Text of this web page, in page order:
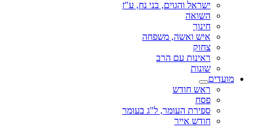
ישראל והגוים, בני נח, ע"ז
השואה
חינוך
איש ואשה, משפחה
צחוק
ראינות עם הרב
שונות
מועדים
ראש חודש
פסח
ספירת העומר, ל"ג בעומר
חודש אייר